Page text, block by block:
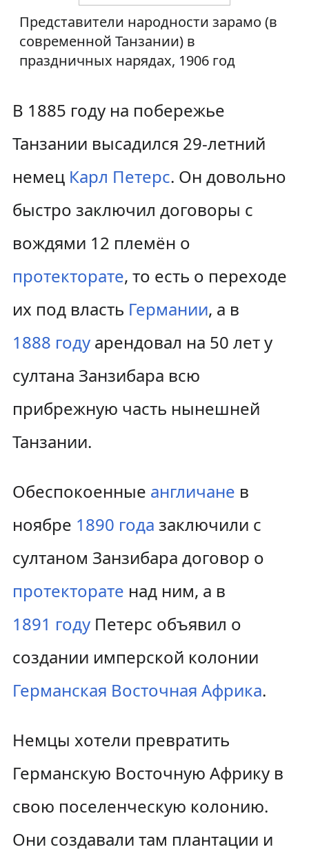
Представители народности зарамо (в
современной Танзании) в
праздничных нарядах, 1906 год
В 1885 году на побережье
Танзании высадился 29-летний
немец Карл Петерс. Он довольно
быстро заключил договоры с
вождями 12 племён о
протекторате, то есть о переходе
их под власть Германии, а в
1888 годуарендовал на 50 лет у
султана Занзибара всю
прибрежную часть нынешней
Танзании.
Обеспокоенные англичане в
ноябре 1890 года заключили с
султаном Занзибара договор о
протекторате над ним, а в
1891 годуПетерс объявил о
создании имперской колонии
Германская Восточная Африка.
Немцы хотели превратить
Германскую Восточную Африку в
свою поселенческую колонию.
Они создавали там плантации и